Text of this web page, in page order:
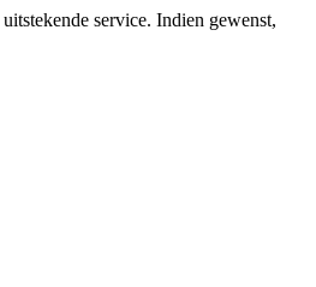
service. Indien gewenst,